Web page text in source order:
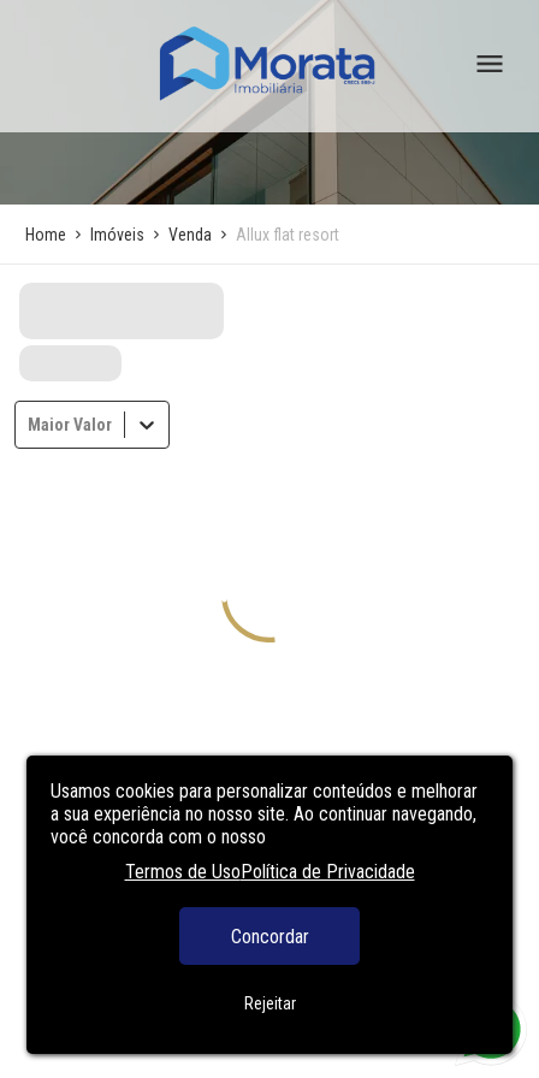
Usamos cookies para personalizar conteúdos e melhorar
a sua experiência no nosso site. Ao continuar navegando,
você concorda com o nosso
Termos de UsoPolítica de Privacidade
Concordar
Rejeitar
Home Imóveis Venda Allux flat resort
Maior Valor